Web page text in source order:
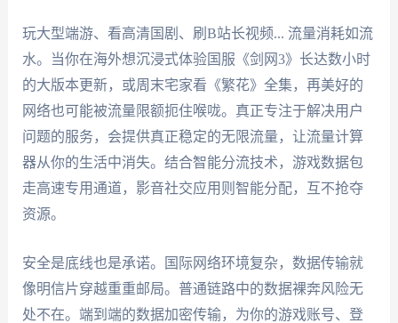
玩大型端游、看高清国剧、刷B站长视频... 流量消耗如流
水。当你在海外想沉浸式体验国服《剑网3》长达数小时
的大版本更新，或周末宅家看《繁花》全集，再美好的
网络也可能被流量限额扼住喉咙。真正专注于解决用户
问题的服务，会提供真正稳定的无限流量，让流量计算
器从你的生活中消失。结合智能分流技术，游戏数据包
走高速专用通道，影音社交应用则智能分配，互不抢夺
资源。
安全是底线也是承诺。国际网络环境复杂，数据传输就
像明信片穿越重重邮局。普通链路中的数据裸奔风险无
处不在。端到端的数据加密传输，为你的游戏账号、登